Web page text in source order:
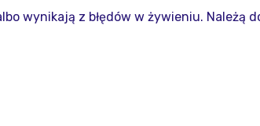
wynikają z błędów w żywieniu. Należą